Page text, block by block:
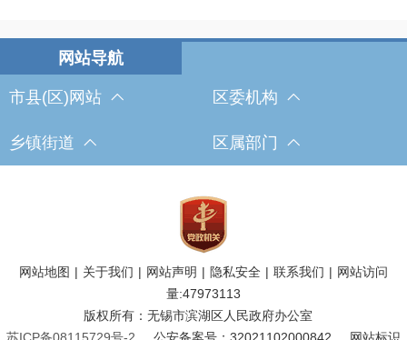
市县(区)网站 区委机构
乡镇街道 区属部门
网站地图 | 关于我们 | 网站声明 | 隐私安全 | 联系我们 | 网站访问
量:47973113
版权所有：无锡市滨湖区人民政府办公室